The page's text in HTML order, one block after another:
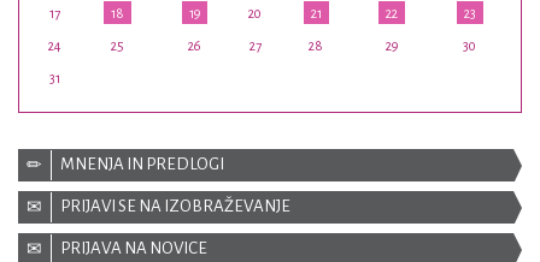
17 18 19 20 21 22 23
24 25 26 27 28 29 30
31
MNENJA IN PREDLOGI
PRIJAVI SE NA IZOBRAŽEVANJE
PRIJAVA NA NOVICE